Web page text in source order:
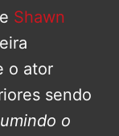
Shawn
o ator
sendo
o